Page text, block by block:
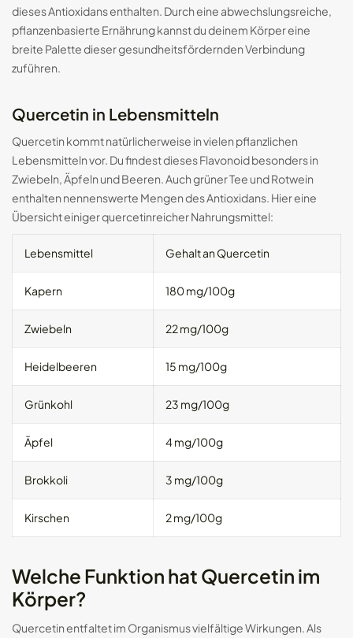
dieses Antioxidans enthalten. Durch eine abwechslungsreiche,
pflanzenbasierte Ernährung kannst du deinem Körper eine
breite Palette dieser gesundheitsfördernden Verbindung
zuführen.
Quercetin in Lebensmitteln
Quercetin kommt natürlicherweise in vielen pflanzlichen
Lebensmitteln vor. Du findest dieses Flavonoid besonders in
Zwiebeln, Äpfeln und Beeren. Auch grüner Tee und Rotwein
enthalten nennenswerte Mengen des Antioxidans. Hier eine
Übersicht einiger quercetinreicher Nahrungsmittel:
Lebensmittel Gehalt an Quercetin
Kapern 180 mg/100g
Zwiebeln 22 mg/100g
Heidelbeeren 15 mg/100g
Grünkohl 23 mg/100g
Äpfel 4 mg/100g
Brokkoli 3 mg/100g
Kirschen 2 mg/100g
Welche Funktion hat Quercetin im
Körper?
Quercetin entfaltet im Organismus vielfältige Wirkungen. Als